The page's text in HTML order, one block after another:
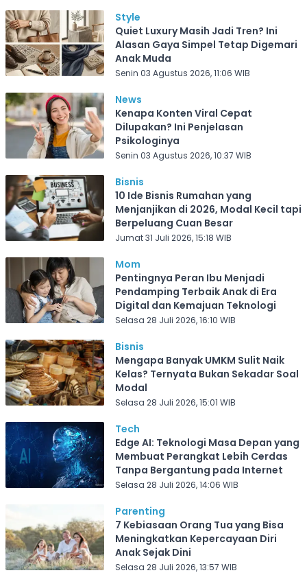
Style
Quiet Luxury Masih Jadi Tren? Ini
Alasan Gaya Simpel Tetap Digemari
Anak Muda
Senin 03 Agustus 2026, 11:06 WIB
News
Kenapa Konten Viral Cepat
Dilupakan? Ini Penjelasan
Psikologinya
Senin 03 Agustus 2026, 10:37 WIB
Bisnis
10 Ide Bisnis Rumahan yang
Menjanjikan di 2026, Modal Kecil tapi
Berpeluang Cuan Besar
Jumat 31 Juli 2026, 15:18 WIB
Mom
Pentingnya Peran Ibu Menjadi
Pendamping Terbaik Anak di Era
Digital dan Kemajuan Teknologi
Selasa 28 Juli 2026, 16:10 WIB
Bisnis
Mengapa Banyak UMKM Sulit Naik
Kelas? Ternyata Bukan Sekadar Soal
Modal
Selasa 28 Juli 2026, 15:01 WIB
Tech
Edge AI: Teknologi Masa Depan yang
Membuat Perangkat Lebih Cerdas
Tanpa Bergantung pada Internet
Selasa 28 Juli 2026, 14:06 WIB
Parenting
7 Kebiasaan Orang Tua yang Bisa
Meningkatkan Kepercayaan Diri
Anak Sejak Dini
Selasa 28 Juli 2026, 13:57 WIB